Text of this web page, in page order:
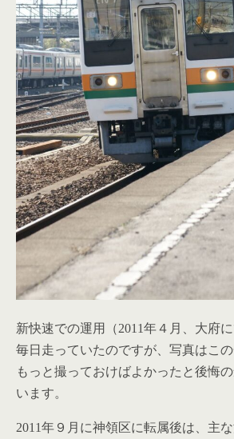
新快速での運用（2011年４月、大府に
毎日走っていたのですが、写真はこの
もっと撮っておけばよかったと後悔
います。
2011年９月に神領区に転属後は、主